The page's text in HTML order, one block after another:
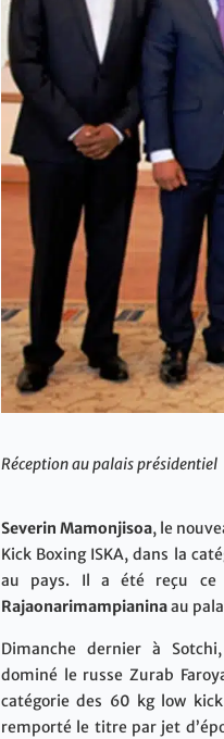
Réception au palais présidentiel
Severin Mamonjisoa, le
Kick Boxing ISKA, dans la
au pays. Il a été reçu ce
Rajaonarimampianinaau
Dimanche dernier à
dominé le russe Zurab
catégorie des 60 kg low
remporté le titre par jet